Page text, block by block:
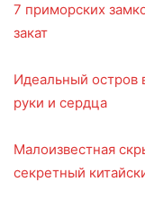
7 приморских
закат
Идеальный остров
руки и сердца
Малоизвестная
секретный